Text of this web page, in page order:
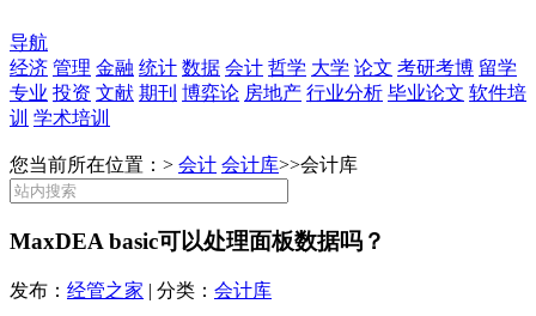
导航
经济 管理 金融 统计 数据 会计 哲学 大学 论文 考研考博 留学
专业 投资 文献 期刊 博弈论 房地产 行业分析 毕业论文 软件培
训 学术培训
您当前所在位置：> 会计 会计库>>会计库
MaxDEA basic可以处理面板数据吗？
发布： 经管之家 | 分类： 会计库